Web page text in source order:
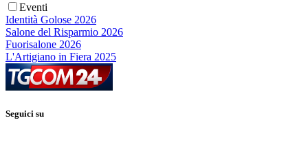
Eventi
Identità Golose 2026
Salone del Risparmio 2026
Fuorisalone 2026
L'Artigiano in Fiera 2025
Seguici su